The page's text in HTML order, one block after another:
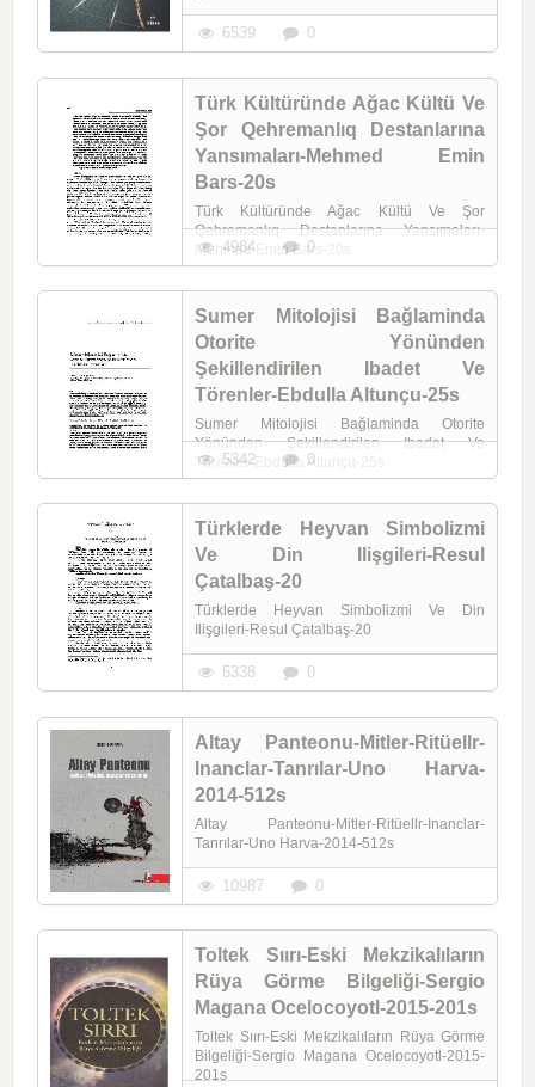
6539 0
Türk Kültüründe Ağac Kültü Ve
Şor Qehremanlıq Destanlarına
Yansımaları-Mehmed Emin
Bars-20s
Türk Kültüründe Ağac Kültü Ve Şor
Qehremanlıq Destanlarına Yansımaları-
Mehmed Emin Bars-20s
4984 0
Sumer Mitolojisi Bağlaminda
Otorite Yönünden
Şekillendirilen Ibadet Ve
Törenler-Ebdulla Altunçu-25s
Sumer Mitolojisi Bağlaminda Otorite
Yönünden Şekillendirilen Ibadet Ve
Törenler-Ebdulla Altunçu-25s
5342 0
Türklerde Heyvan Simbolizmi
Ve Din Ilişgileri-Resul
Çatalbaş-20
Türklerde Heyvan Simbolizmi Ve Din
Ilişgileri-Resul Çatalbaş-20
5338 0
Altay Panteonu-Mitler-Ritüellr-
Inanclar-Tanrılar-Uno Harva-
2014-512s
Altay Panteonu-Mitler-Ritüellr-Inanclar-
Tanrılar-Uno Harva-2014-512s
10987 0
Toltek Sıırı-Eski Mekzikalıların
Rüya Görme Bilgeliği-Sergio
Magana Ocelocoyotl-2015-201s
Toltek Sıırı-Eski Mekzikalıların Rüya Görme
Bilgeliği-Sergio Magana Ocelocoyotl-2015-
201s